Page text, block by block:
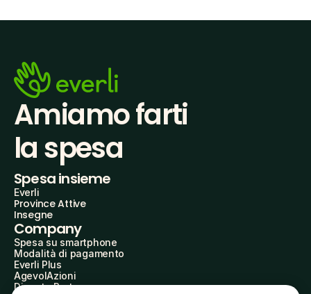
Amiamo farti
la spesa
Spesa insieme
Everli
Province Attive
Insegne
Company
Spesa su smartphone
Modalità di pagamento
Everli Plus
AgevolAzioni
Diventa Partner